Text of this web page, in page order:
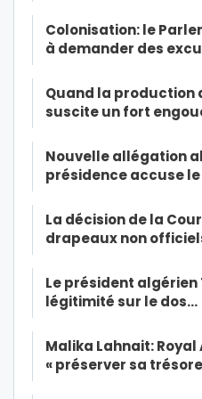
Colonisation: le
à demander des
Quand la production
suscite un fort
Nouvelle allégation
présidence accuse
La décision de la
drapeaux non
Le président algérien
légitimité sur le dos…
Malika Lahnait:
« préserver sa